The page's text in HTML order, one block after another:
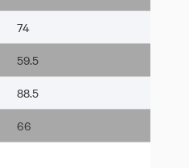
74
59.5
88.5
66